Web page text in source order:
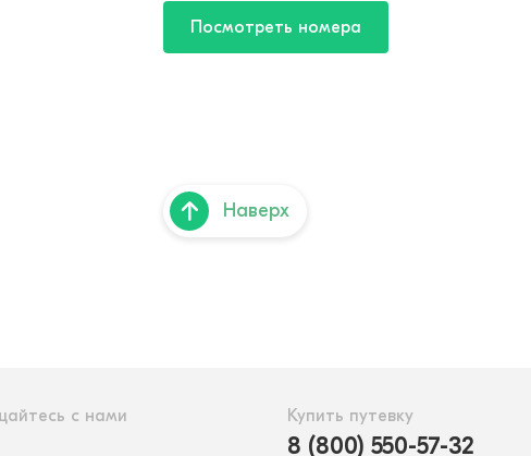
Посмотреть номера
Наверх
с нами Купить путевку
8 (800) 550-57-32